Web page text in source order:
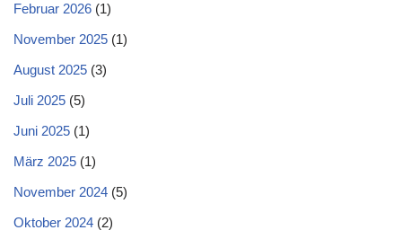
Februar 2026 (1)
November 2025 (1)
August 2025 (3)
Juli 2025 (5)
Juni 2025 (1)
März 2025 (1)
November 2024 (5)
Oktober 2024 (2)